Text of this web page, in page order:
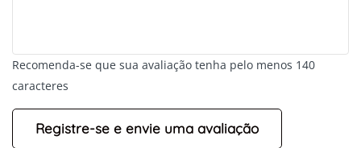
Recomenda-se que sua avaliação tenha pelo menos 140
caracteres